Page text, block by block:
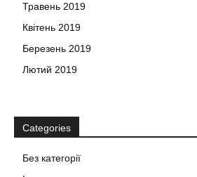
Травень 2019
Квітень 2019
Березень 2019
Лютий 2019
Categories
Без категорії